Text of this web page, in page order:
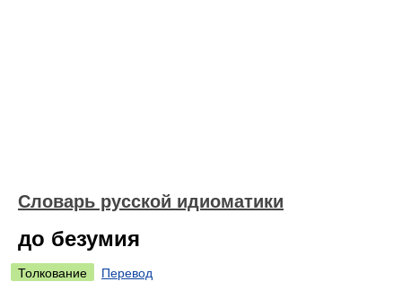
Словарь русской идиоматики
до безумия
Толкование
Перевод